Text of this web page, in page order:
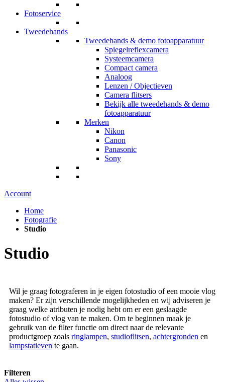
Fotoservice
Tweedehands
Tweedehands & demo fotoapparatuur
Spiegelreflexcamera
Systeemcamera
Compact camera
Analoog
Lenzen / Objectieven
Camera flitsers
Bekijk alle tweedehands & demo
fotoapparatuur
Merken
Nikon
Canon
Panasonic
Sony
Account
Home
Fotografie
Studio
Studio
Wil je graag fotograferen in je eigen fotostudio of een mooie vlog
maken? Er zijn verschillende mogelijkheden en wij adviseren je
graag welke atributen je nodig hebt om er een geslaagde
fotostudio of vlog van te maken. Om te beginnen maak je
gebruik van de filter functie om direct naar de relevante
productgroep zoals ringlampen, studioflitsen, achtergronden en
lampstatieven te gaan.
Filteren